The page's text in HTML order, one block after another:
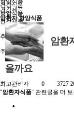
건강식품
항암식품
건강제품
추천정보
추천정보
항암식품
건강제품
암환자 항암식품
암환
을까요
최고관리자 0 3727
"암환자식품" 관련글을 더